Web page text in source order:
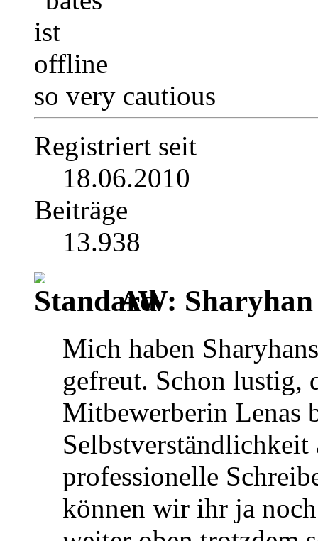
so very cautious
Registriert seit
18.06.2010
Beiträge
13.938
AW: Sharyhan
Mich haben
gefreut. Schon lustig,
Mitbewerberin Lenas
Selbstverständlichkeit
professionelle
können wir ihr ja noch